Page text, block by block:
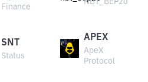
Finance
NBT_BEP20
SNT
Status
APEX
ApeX
Protocol